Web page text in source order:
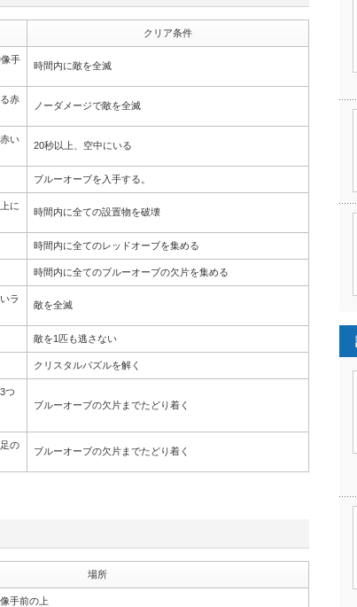
クリア条件
手
時間内に敵を全滅
赤
ノーダメージで敵を全滅
い
20秒以上、空中にいる
ブルーオーブを入手する。
に
時間内に全ての設置物を破壊
時間内に全てのレッドオーブを集める
時間内に全てのブルーオーブの欠片を集める
ラ
敵を全滅
敵を1匹も逃さない
クリスタルパズルを解く
つ
ブルーオーブの欠片までたどり着く
の
ブルーオーブの欠片までたどり着く
場所
手前の上